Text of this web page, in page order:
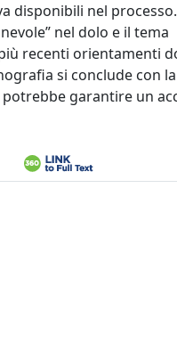
disponibili nel
nel dolo e il tema
recenti orientamenti
si conclude con
garantire un